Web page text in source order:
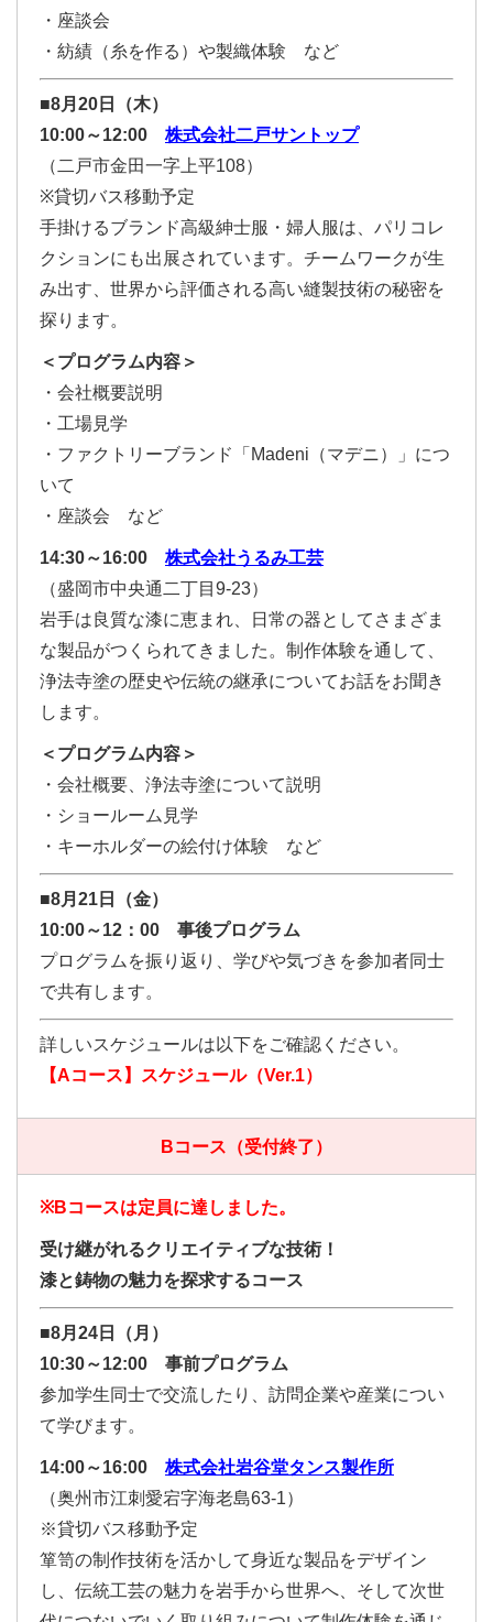
・座談会
・紡績（糸を作る）や製織体験 など
■8月20日（木）
10:00～12:00 株式会社二戸サントップ
（二戸市金田一字上平108）
※貸切バス移動予定
手掛けるブランド高級紳士服・婦人服は、パリコレ
クションにも出展されています。チームワークが生
み出す、世界から評価される高い縫製技術の秘密を
探ります。
＜プログラム内容＞
・会社概要説明
・工場見学
・ファクトリーブランド「Madeni（マデニ）」につ
いて
・座談会 など
14:30～16:00 株式会社うるみ工芸
（盛岡市中央通二丁目9-23）
岩手は良質な漆に恵まれ、日常の器としてさまざま
な製品がつくられてきました。制作体験を通して、
浄法寺塗の歴史や伝統の継承についてお話をお聞き
します。
＜プログラム内容＞
・会社概要、浄法寺塗について説明
・ショールーム見学
・キーホルダーの絵付け体験 など
■8月21日（金）
10:00～12：00 事後プログラム
プログラムを振り返り、学びや気づきを参加者同士
で共有します。
詳しいスケジュールは以下をご確認ください。
【Aコース】スケジュール（Ver.1）
Bコース（受付終了）
※Bコースは定員に達しました。
受け継がれるクリエイティブな技術！
漆と鋳物の魅力を探求するコース
■8月24日（月）
10:30～12:00 事前プログラム
参加学生同士で交流したり、訪問企業や産業につい
て学びます。
14:00～16:00 株式会社岩谷堂タンス製作所
（奥州市江刺愛宕字海老島63-1）
※貸切バス移動予定
箪笥の制作技術を活かして身近な製品をデザイン
し、伝統工芸の魅力を岩手から世界へ、そして次世